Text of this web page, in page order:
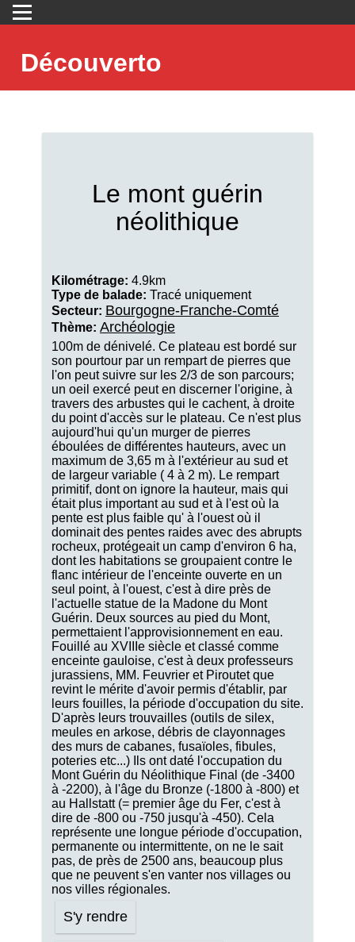
Découverto
Le mont guérin
néolithique
Kilométrage: 4.9km
Type de balade: Tracé uniquement
Secteur: Bourgogne-Franche-Comté
Thème: Archéologie
100m de dénivelé. Ce plateau est bordé sur
son pourtour par un rempart de pierres que
l'on peut suivre sur les 2/3 de son parcours;
un oeil exercé peut en discerner l'origine, à
travers des arbustes qui le cachent, à droite
du point d'accès sur le plateau. Ce n'est plus
aujourd'hui qu'un murger de pierres
éboulées de différentes hauteurs, avec un
maximum de 3,65 m à l'extérieur au sud et
de largeur variable ( 4 à 2 m). Le rempart
primitif, dont on ignore la hauteur, mais qui
était plus important au sud et à l'est où la
pente est plus faible qu' à l'ouest où il
dominait des pentes raides avec des abrupts
rocheux, protégeait un camp d'environ 6 ha,
dont les habitations se groupaient contre le
flanc intérieur de l'enceinte ouverte en un
seul point, à l'ouest, c'est à dire près de
l'actuelle statue de la Madone du Mont
Guérin. Deux sources au pied du Mont,
permettaient l'approvisionnement en eau.
Fouillé au XVIIIe siècle et classé comme
enceinte gauloise, c'est à deux professeurs
jurassiens, MM. Feuvrier et Piroutet que
revint le mérite d'avoir permis d'établir, par
leurs fouilles, la période d'occupation du site.
D'après leurs trouvailles (outils de silex,
meules en arkose, débris de clayonnages
des murs de cabanes, fusaïoles, fibules,
poteries etc...) Ils ont daté l'occupation du
Mont Guérin du Néolithique Final (de -3400
à -2200), à l'âge du Bronze (-1800 à -800) et
au Hallstatt (= premier âge du Fer, c'est à
dire de -800 ou -750 jusqu'à -450). Cela
représente une longue période d'occupation,
permanente ou intermittente, on ne le sait
pas, de près de 2500 ans, beaucoup plus
que ne peuvent s'en vanter nos villages ou
nos villes régionales.
S'y rendre